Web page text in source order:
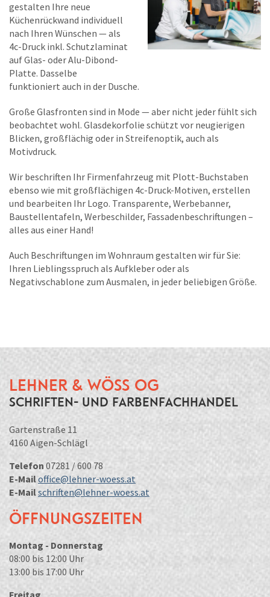
gestalten Ihre neue
Küchenrückwand individuell
nach Ihren Wünschen — als
4c-Druck inkl. Schutzlaminat
auf Glas- oder Alu-Dibond-
Platte. Dasselbe
funktioniert auch in der Dusche.
Große Glasfronten sind in Mode — aber nicht jeder fühlt sich
beobachtet wohl. Glasdekorfolie schützt vor neugierigen
Blicken, großflächig oder in Streifenoptik, auch als
Motivdruck.
Wir beschriften Ihr Firmenfahrzeug mit Plott-Buchstaben
ebenso wie mit großflächigen 4c-Druck-Motiven, erstellen
und bearbeiten Ihr Logo. Transparente, Werbebanner,
Baustellentafeln, Werbeschilder, Fassadenbeschriftungen –
alles aus einer Hand!
Auch Beschriftungen im Wohnraum gestalten wir für Sie:
Ihren Lieblingsspruch als Aufkleber oder als
Negativschablone zum Ausmalen, in jeder beliebigen Größe.
Lehner & Wöss OG
Schriften- und Farbenfachhandel
Gartenstraße 11
4160 Aigen-Schlägl
Telefon 07281 / 600 78
E-Mailoffice@lehner-woess.at
E-Mailschriften@lehner-woess.at
Öffnungszeiten
Montag - Donnerstag
08:00 bis 12:00 Uhr
13:00 bis 17:00 Uhr
Freitag